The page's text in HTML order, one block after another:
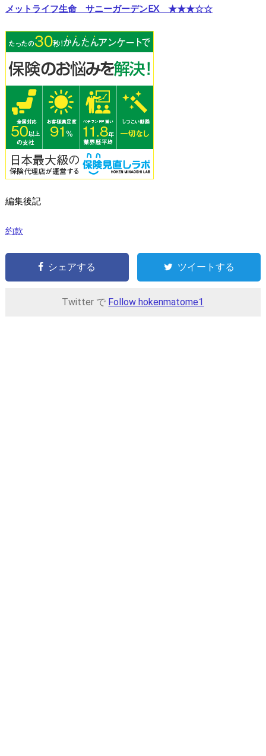
メットライフ生命 サニーガーデンEX ★★★☆☆
編集後記
約款
シェアする ツイートする
Twitter で Follow hokenmatome1